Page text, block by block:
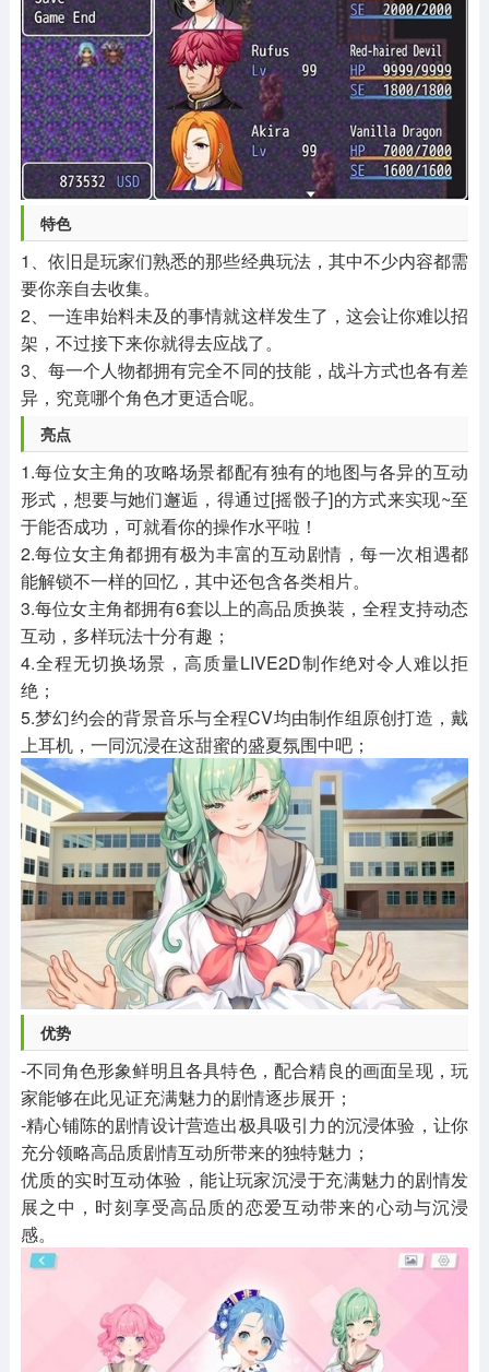
特色
1、依旧是玩家们熟悉的那些经典玩法，其中不少内容都需
要你亲自去收集。
2、一连串始料未及的事情就这样发生了，这会让你难以招
架，不过接下来你就得去应战了。
3、每一个人物都拥有完全不同的技能，战斗方式也各有差
异，究竟哪个角色才更适合呢。
亮点
1.每位女主角的攻略场景都配有独有的地图与各异的互动
形式，想要与她们邂逅，得通过[摇骰子]的方式来实现~至
于能否成功，可就看你的操作水平啦！
2.每位女主角都拥有极为丰富的互动剧情，每一次相遇都
能解锁不一样的回忆，其中还包含各类相片。
3.每位女主角都拥有6套以上的高品质换装，全程支持动态
互动，多样玩法十分有趣；
4.全程无切换场景，高质量LIVE2D制作绝对令人难以拒
绝；
5.梦幻约会的背景音乐与全程CV均由制作组原创打造，戴
上耳机，一同沉浸在这甜蜜的盛夏氛围中吧；
优势
-不同角色形象鲜明且各具特色，配合精良的画面呈现，玩
家能够在此见证充满魅力的剧情逐步展开；
-精心铺陈的剧情设计营造出极具吸引力的沉浸体验，让你
充分领略高品质剧情互动所带来的独特魅力；
优质的实时互动体验，能让玩家沉浸于充满魅力的剧情发
展之中，时刻享受高品质的恋爱互动带来的心动与沉浸
感。